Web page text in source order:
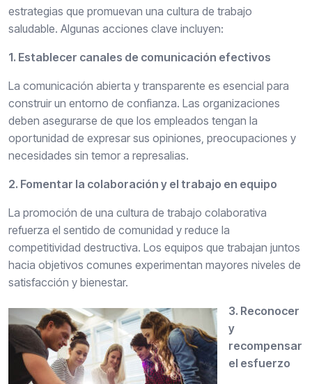
estrategias que promuevan una cultura de trabajo
saludable. Algunas acciones clave incluyen:
1. Establecer canales de comunicación efectivos
La comunicación abierta y transparente es esencial para
construir un entorno de confianza. Las organizaciones
deben asegurarse de que los empleados tengan la
oportunidad de expresar sus opiniones, preocupaciones y
necesidades sin temor a represalias.
2. Fomentar la colaboración y el trabajo en equipo
La promoción de una cultura de trabajo colaborativa
refuerza el sentido de comunidad y reduce la
competitividad destructiva. Los equipos que trabajan juntos
hacia objetivos comunes experimentan mayores niveles de
satisfacción y bienestar.
3. Reconocer
y
recompensar
el esfuerzo